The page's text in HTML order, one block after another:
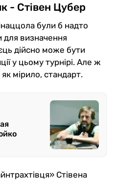
- Стівен Цубер
були б надто
для визначення
дійсно може бути
у цьому турнірі. Але ж
мірило, стандарт.
Стівена